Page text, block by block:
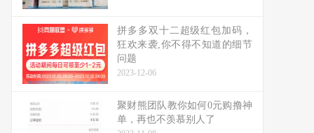
拼多多双十二超级红包加码，
狂欢来袭,你不得不知道的细节
问题
2023-12-06
聚财熊团队教你如何0元购撸神
单，再也不羡慕别人了